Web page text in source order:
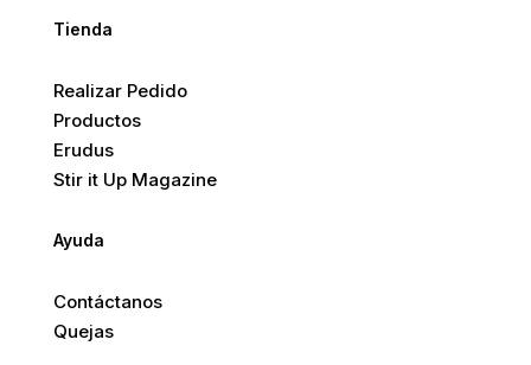
Tienda
Realizar Pedido
Productos
Erudus
Stir it Up Magazine
Ayuda
Contáctanos
Quejas